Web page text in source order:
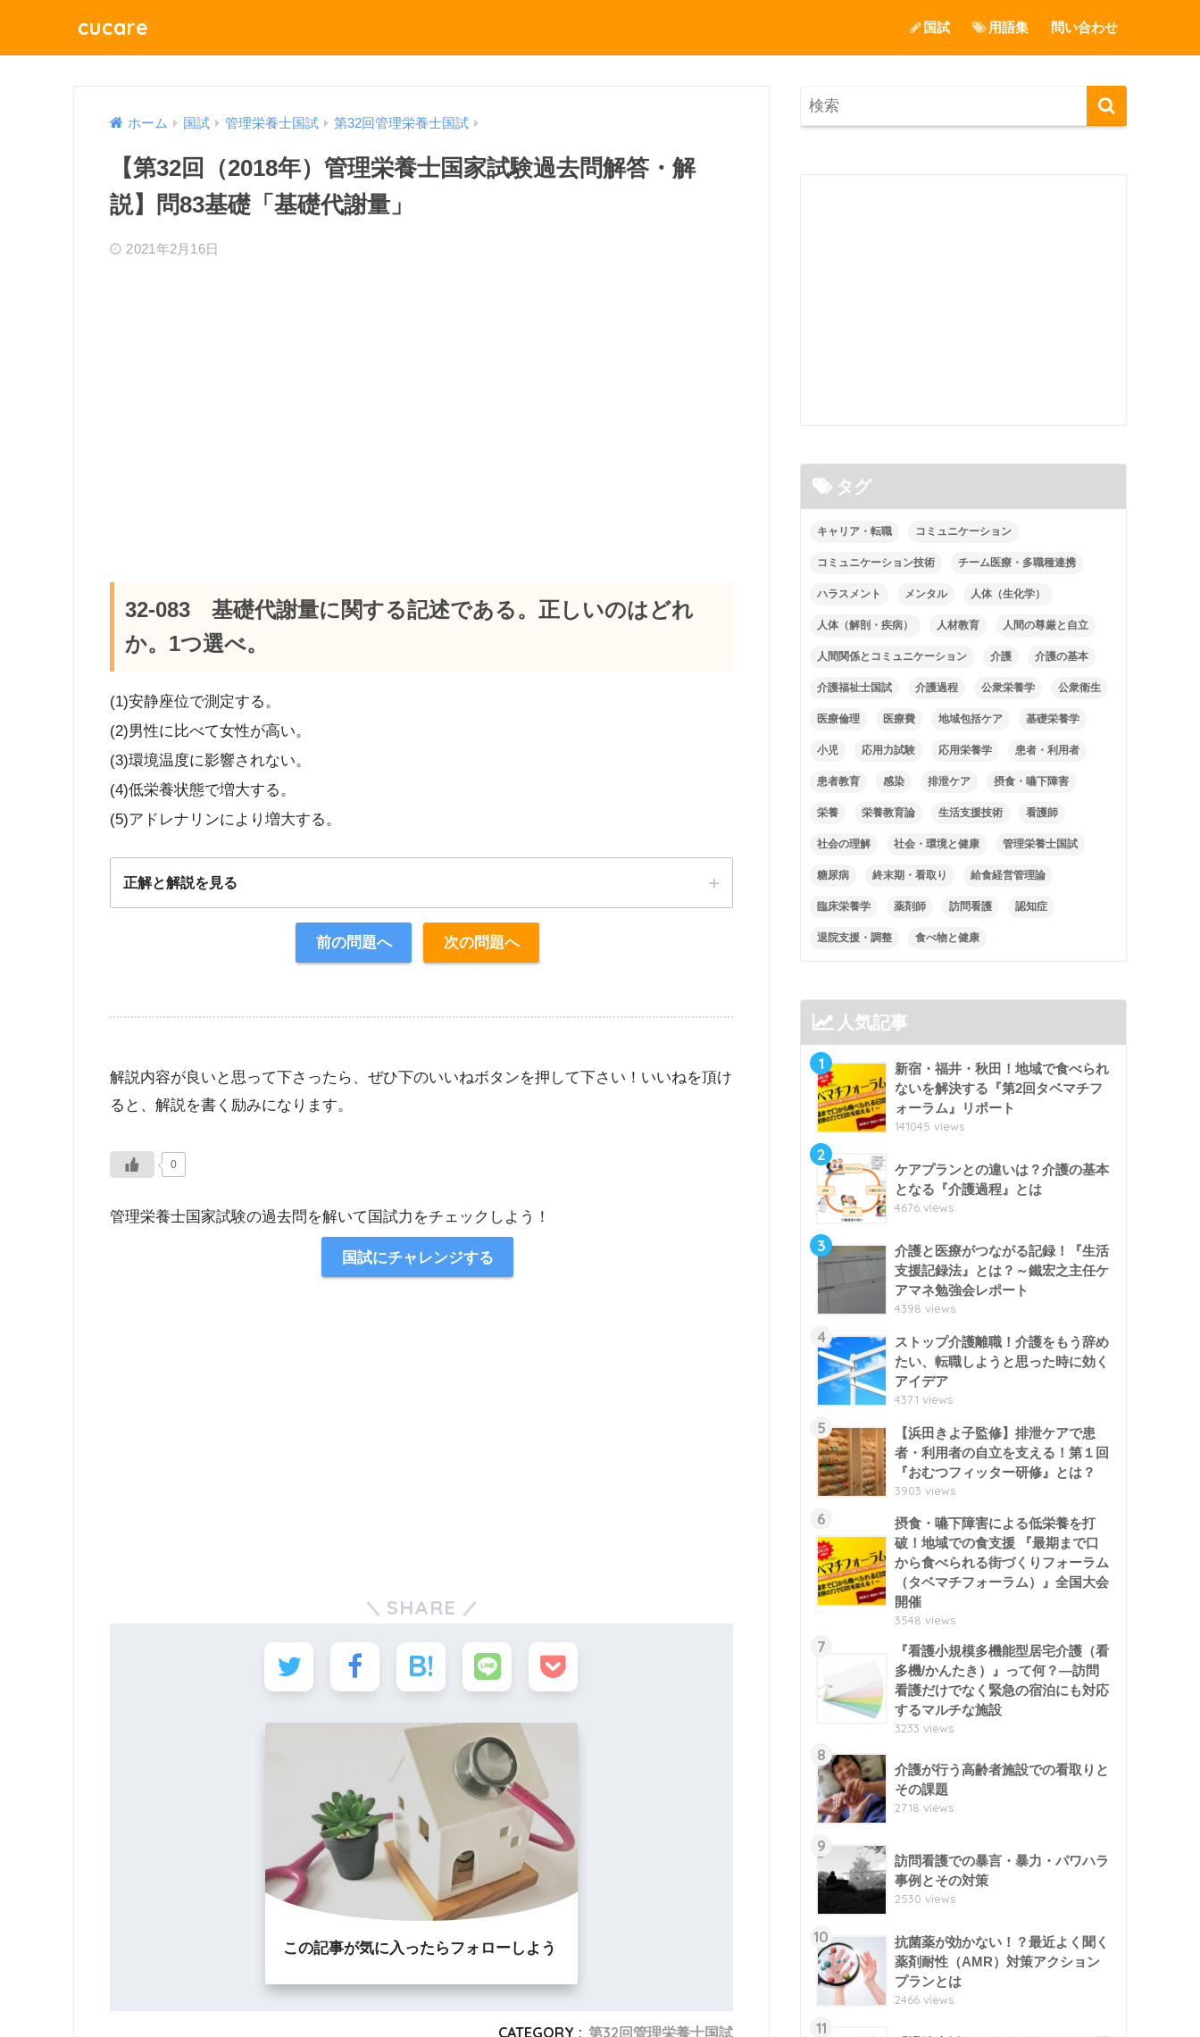
cucare 国試 用語集 問い合わせ
ホーム 国試 管理栄養士国試 第32回管理栄養士国試
【第32回（2018年）管理栄養士国家試験過去問解答・解
説】問83基礎「基礎代謝量」
2021年2月16日
32-083 基礎代謝量に関する記述である。正しいのはどれ
か。1つ選べ。
(1)安静座位で測定する。
(2)男性に比べて女性が高い。
(3)環境温度に影響されない。
(4)低栄養状態で増大する。
(5)アドレナリンにより増大する。
正解と解説を見る
前の問題へ 次の問題へ
解説内容が良いと思って下さったら、ぜひ下のいいねボタンを押して下さい！いいねを頂け
ると、解説を書く励みになります。
0
管理栄養士国家試験の過去問を解いて国試力をチェックしよう！
国試にチャレンジする
SHARE
この記事が気に入ったらフォローしよう
CATEGORY : 第32回管理栄養士国試
タグ
キャリア・転職 コミュニケーション
コミュニケーション技術 チーム医療・多職種連携
ハラスメント メンタル 人体（生化学）
人体（解剖・疾病） 人材教育 人間の尊厳と自立
人間関係とコミュニケーション 介護 介護の基本
介護福祉士国試 介護過程 公衆栄養学 公衆衛生
医療倫理 医療費 地域包括ケア 基礎栄養学
小児 応用力試験 応用栄養学 患者・利用者
患者教育 感染 排泄ケア 摂食・嚥下障害
栄養 栄養教育論 生活支援技術 看護師
社会の理解 社会・環境と健康 管理栄養士国試
糖尿病 終末期・看取り 給食経営管理論
臨床栄養学 薬剤師 訪問看護 認知症
退院支援・調整 食べ物と健康
人気記事
1
新宿・福井・秋田！地域で食べられ
ないを解決する『第2回タベマチフ
ォーラム』リポート
141045 views
2
ケアプランとの違いは？介護の基本
となる『介護過程』とは
4676 views
3
介護と医療がつながる記録！『生活
支援記録法』とは？～鐵宏之主任ケ
アマネ勉強会レポート
4398 views
4
ストップ介護離職！介護をもう辞め
たい、転職しようと思った時に効く
アイデア
4371 views
5
【浜田きよ子監修】排泄ケアで患
者・利用者の自立を支える！第１回
『おむつフィッター研修』とは？
3903 views
6
摂食・嚥下障害による低栄養を打
破！地域での食支援 『最期まで口
から食べられる街づくりフォーラム
（タベマチフォーラム）』全国大会
開催
3548 views
7
『看護小規模多機能型居宅介護（看
多機/かんたき）』って何？―訪問
看護だけでなく緊急の宿泊にも対応
するマルチな施設
3233 views
8
介護が行う高齢者施設での看取りと
その課題
2718 views
9
訪問看護での暴言・暴力・パワハラ
事例とその対策
2530 views
10
抗菌薬が効かない！？最近よく聞く
薬剤耐性（AMR）対策アクション
プランとは
2466 views
11